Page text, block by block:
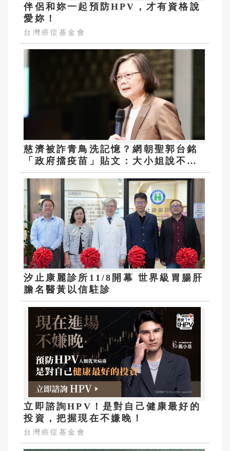
伴侶和妳一起預防HPV，才有資格說
愛妳！
台灣癌症基金會
慈濟被詐青鳥洗記憶？網朝聖郭台銘
「政府擋疫苗」貼文：大小姐說不要
買
汐止康麗診所11/8開幕 世界級胃腸肝
膽名醫黃以信駐診
立即諮詢HPV！是對自己健康最好的
投資，把握現在不嫌晚！
台灣癌症基金會